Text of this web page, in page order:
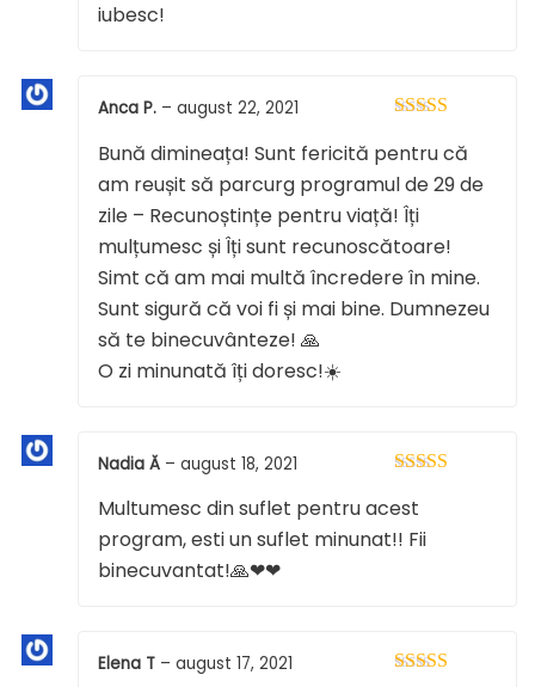
iubesc!
din 5
Anca P. – august 22, 2021
Bună dimineața! Sunt fericită pentru că
am reușit să parcurg programul de 29 de
zile – Recunoștințe pentru viață! Îți
mulțumesc și Îți sunt recunoscătoare!
Simt că am mai multă încredere în mine.
Sunt sigură că voi fi și mai bine. Dumnezeu
să te binecuvânteze! 🙏
O zi minunată îți doresc!☀️
din 5
Nadia Ă – august 18, 2021
Multumesc din suflet pentru acest
program, esti un suflet minunat!! Fii
binecuvantat!🙏❤❤
Elena T – august 17, 2021